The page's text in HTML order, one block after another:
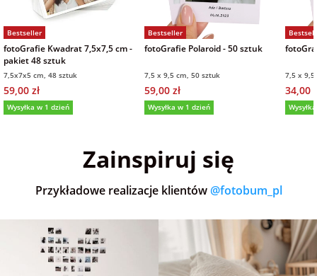
Bestseller
fotoGrafie Kwadrat 7,5x7,5 cm -
pakiet 48 sztuk
7,5x7x5 cm, 48 sztuk
59,00 zł
Wysyłka w 1 dzień
Bestseller
fotoGrafie Polaroid - 50 sztuk
7,5 x 9,5 cm, 50 sztuk
59,00 zł
Wysyłka w 1 dzień
7,5 x
34,00
Zainspiruj się
Przykładowe realizacje klientów @fotobum_pl